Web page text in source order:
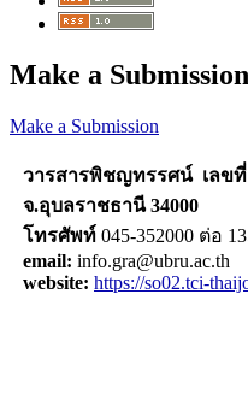
Make a Submission
Make a Submission
วารสารพิชญทรรศน์ เลขที่
จ.อุบลราชธานี 34000
โทรศัพท์ 045-352000 ต่อ
email: info.gra@ubru.ac.th
website: https://so02.tci-